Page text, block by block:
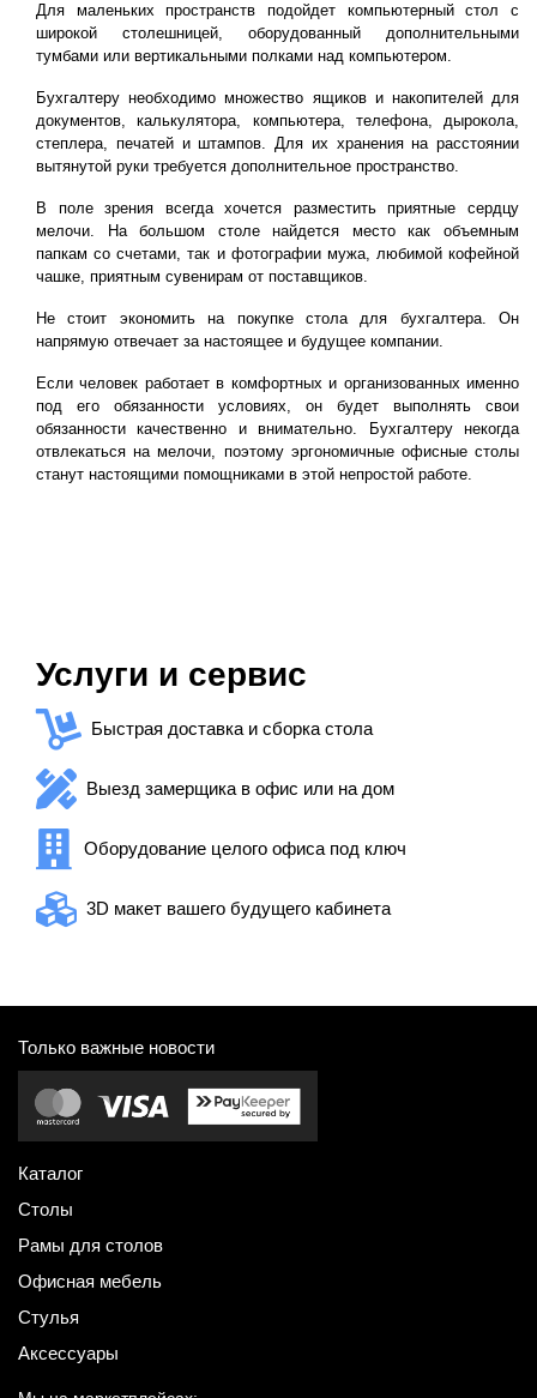
Для маленьких пространств подойдет компьютерный стол с
широкой столешницей, оборудованный дополнительными
тумбами или вертикальными полками над компьютером.
Бухгалтеру необходимо множество ящиков и накопителей для
документов, калькулятора, компьютера, телефона, дырокола,
степлера, печатей и штампов. Для их хранения на расстоянии
вытянутой руки требуется дополнительное пространство.
В поле зрения всегда хочется разместить приятные сердцу
мелочи. На большом столе найдется место как объемным
папкам со счетами, так и фотографии мужа, любимой кофейной
чашке, приятным сувенирам от поставщиков.
Не стоит экономить на покупке стола для бухгалтера. Он
напрямую отвечает за настоящее и будущее компании.
Если человек работает в комфортных и организованных именно
под его обязанности условиях, он будет выполнять свои
обязанности качественно и внимательно. Бухгалтеру некогда
отвлекаться на мелочи, поэтому эргономичные офисные столы
станут настоящими помощниками в этой непростой работе.
Услуги и сервис
Быстрая доставка и сборка стола
Выезд замерщика в офис или на дом
Оборудование целого офиса под ключ
3D макет вашего будущего кабинета
Только важные новости
Каталог
Столы
Рамы для столов
Офисная мебель
Стулья
Аксессуары